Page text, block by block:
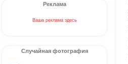
Реклама
Ваша реклама здесь
Случайная фотография